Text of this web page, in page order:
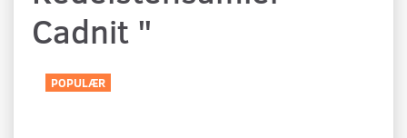
Cadnit "
POPULÆR